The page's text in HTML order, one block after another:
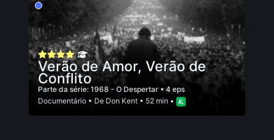
Verão de Amor, Verão de
Conflito
Parte da série: 1968 - O Despertar • 4 eps
Documentário • De Don Kent • 52 min •